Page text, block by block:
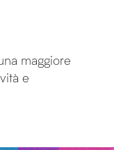
maggiore
e